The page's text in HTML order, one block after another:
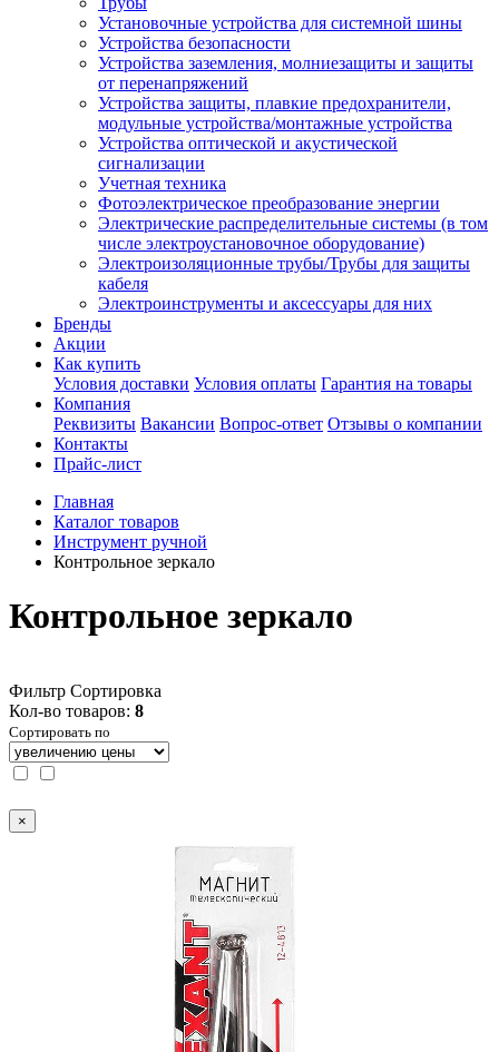
Установочные устройства для системной шины
Устройства безопасности
Устройства заземления, молниезащиты и защиты
от перенапряжений
Устройства защиты, плавкие предохранители,
модульные устройства/монтажные устройства
Устройства оптической и акустической
сигнализации
Учетная техника
Фотоэлектрическое преобразование энергии
Электрические распределительные системы (в том
числе электроустановочное оборудование)
Электроизоляционные трубы/Трубы для защиты
кабеля
Электроинструменты и аксессуары для них
Бренды
Акции
Как купить
Условия доставки Условия оплаты Гарантия на товары
Компания
Реквизиты Вакансии Вопрос-ответ Отзывы о компании
Контакты
Прайс-лист
Главная
Каталог товаров
Инструмент ручной
Контрольное зеркало
Контрольное зеркало
Фильтр Сортировка
Кол-во товаров: 8
Сортировать по
×